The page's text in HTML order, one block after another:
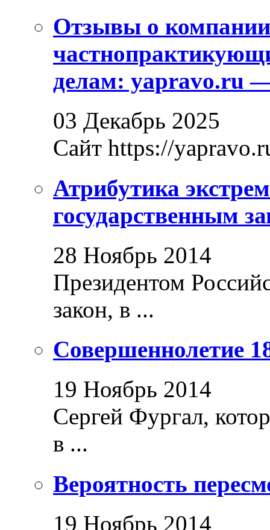
Отзывы о
делам: yapravo.ru
03 Декабрь 2025
Сайт https://
Атрибутика
государственным
28 Ноябрь 2014
Президентом
закон, в ...
Совершеннолетие
19 Ноябрь 2014
Сергей Фургал,
в ...
Вероятность
19 Ноябрь 2014